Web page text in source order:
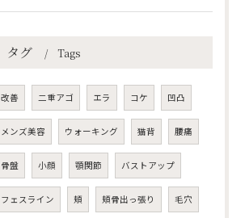
タグ Tags
改善 二重アゴ エラ コケ 凹凸
メンズ美容 ウォーキング 猫背 腰痛
骨盤 小顔 顎関節 バストアップ
フェスライン 頬 頬骨出っ張り 毛穴